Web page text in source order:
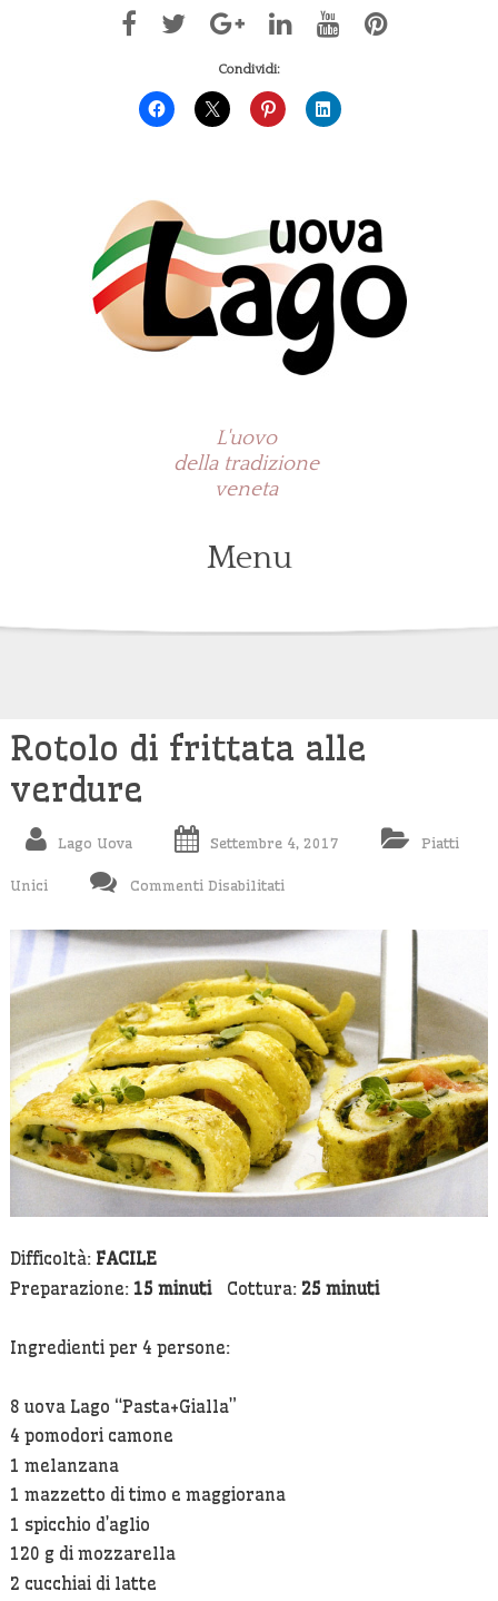
Condividi:
L'uovo
della tradizione
veneta
Menu
Rotolo di frittata alle
verdure
Lago Uova Settembre 4, 2017 Piatti
Unici Commenti Disabilitati
Di
Frittata
Alle
Verdure
Difficoltà: FACILE
Preparazione: 15 minutiCottura: 25 minuti
Ingredienti per 4 persone:
8 uova Lago “Pasta+Gialla”
4 pomodori camone
1 melanzana
1 mazzetto di timo e maggiorana
1 spicchio d’aglio
120 g di mozzarella
2 cucchiai di latte